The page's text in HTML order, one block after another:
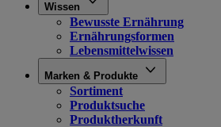
Wissen
Bewusste Ernährung
Ernährungsformen
Lebensmittelwissen
Marken & Produkte
Sortiment
Produktsuche
Produktherkunft